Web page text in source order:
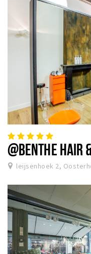
@BENTHE HAIR
leijsenhoek 2,